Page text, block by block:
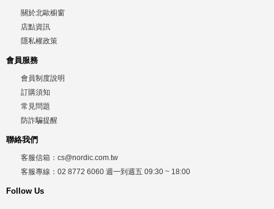
關於北歐櫥窗
店點資訊
隱私權政策
會員服務
會員制度說明
訂購須知
常見問題
防詐騙提醒
聯絡我們
客服信箱： cs@nordic.com.tw
客服專線： 02 8772 6060 週一到週五 09:30 ~ 18:00
Follow Us